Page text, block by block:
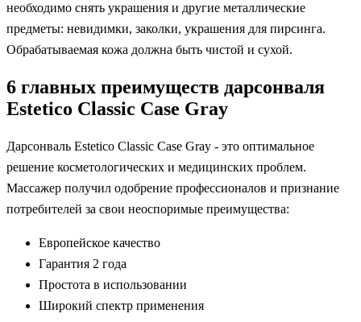
необходимо снять украшения и другие металлические
предметы: невидимки, заколки, украшения для пирсинга.
Обрабатываемая кожа должна быть чистой и сухой.
6 главных преимуществ дарсонваля
Estetico Classic Case Gray
Дарсонваль Estetico Classic Case Gray - это оптимальное
решение косметологических и медицинских проблем.
Массажер получил одобрение профессионалов и признание
потребителей за свои неоспоримые преимущества:
Европейское качество
Гарантия 2 года
Простота в использовании
Широкий спектр применения